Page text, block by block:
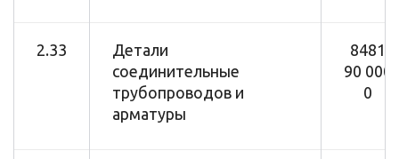
2.33
Детали
соединительные
трубопроводов и
арматуры
8481
90 000
0